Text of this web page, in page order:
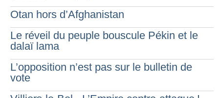
Otan hors d’Afghanistan
Le réveil du peuple bouscule Pékin et le
dalaï lama
L’opposition n’est pas sur le bulletin de
vote